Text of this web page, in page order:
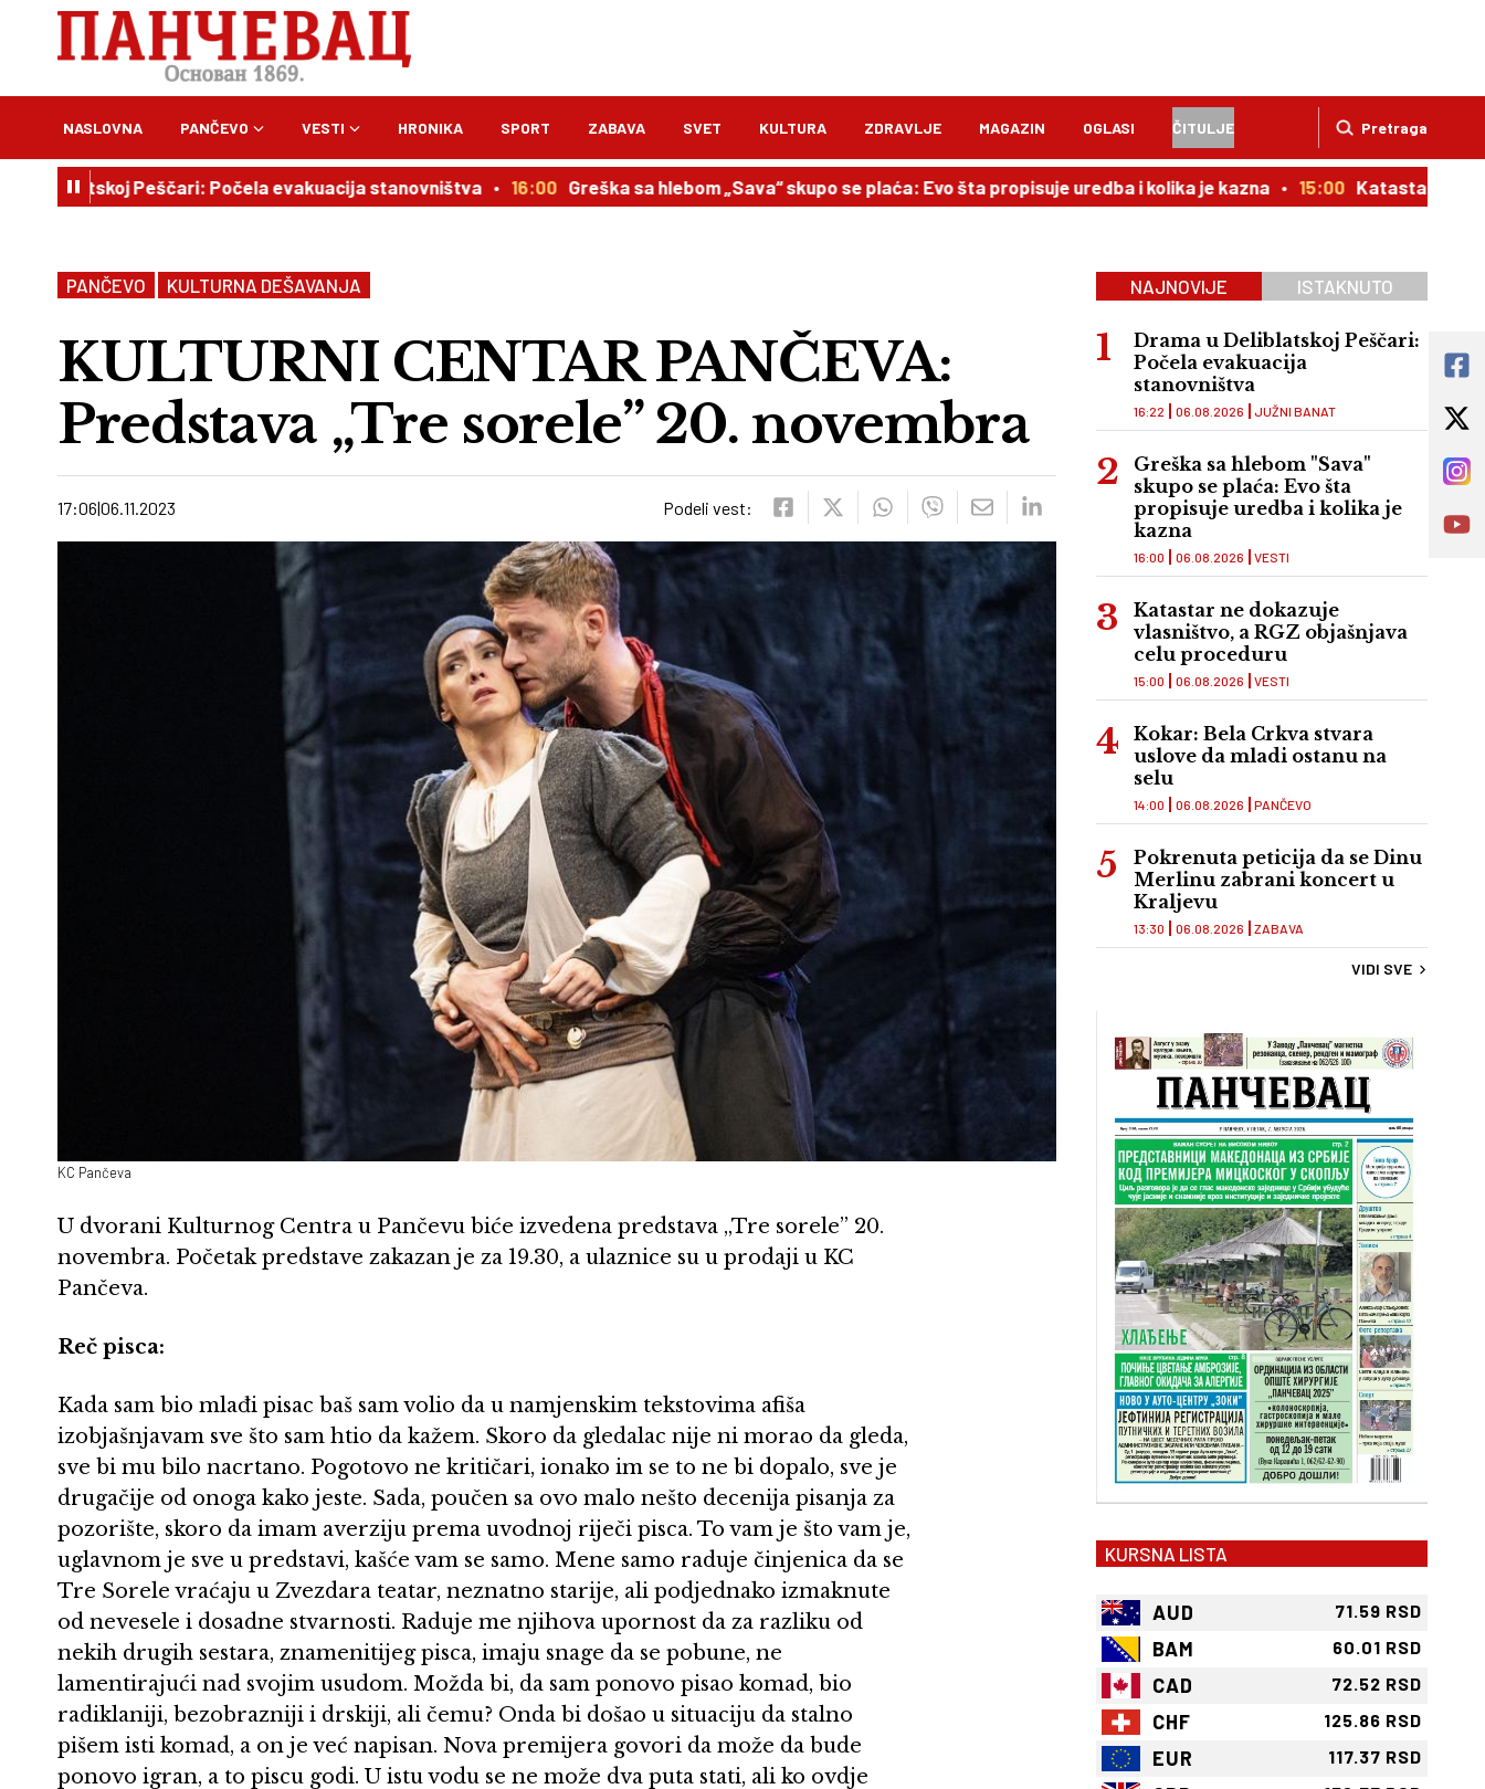
Pretraga
NASLOVNA PANČEVO VESTI HRONIKA SPORT ZABAVA SVET KULTURA ZDRAVLJE MAGAZIN OGLASI ČITULJE
Peščari: Počela evakuacija stanovništva 16:00 Greška sa hlebom „Sava“ skupo se plaća: Evo šta propisuje uredba i kolika je kazna 15:00 Katastar ne dokazuje
PANČEVO KULTURNA DEŠAVANJA
KULTURNI CENTAR PANČEVA:
Predstava „Tre sorele” 20. novembra
17:06 06.11.2023 Podeli vest:
KC Pančeva
U dvorani Kulturnog Centra u Pančevu biće izvedena predstava „Tre sorele” 20.
novembra. Početak predstave zakazan je za 19.30, a ulaznice su u prodaji u KC
Pančeva.
Reč pisca:
Kada sam bio mlađi pisac baš sam volio da u namjenskim tekstovima afiša
izobjašnjavam sve što sam htio da kažem. Skoro da gledalac nije ni morao da gleda,
sve bi mu bilo nacrtano. Pogotovo ne kritičari, ionako im se to ne bi dopalo, sve je
drugačije od onoga kako jeste. Sada, poučen sa ovo malo nešto decenija pisanja za
pozorište, skoro da imam averziju prema uvodnoj riječi pisca. To vam je što vam je,
uglavnom je sve u predstavi, kašće vam se samo. Mene samo raduje činjenica da se
Tre Sorele vraćaju u Zvezdara teatar, neznatno starije, ali podjednako izmaknute
od nevesele i dosadne stvarnosti. Raduje me njihova upornost da za razliku od
nekih drugih sestara, znamenitijeg pisca, imaju snage da se pobune, ne
lamentirajući nad svojim usudom. Možda bi, da sam ponovo pisao komad, bio
radiklaniji, bezobrazniji i drskiji, ali čemu? Onda bi došao u situaciju da stalno
pišem isti komad, a on je već napisan. Nova premijera govori da može da bude
ponovo igran, a to piscu godi. U istu vodu se ne može dva puta stati, ali ko ovdje
NAJNOVIJE ISTAKNUTO
Drama u Deliblatskoj Peščari:
Počela evakuacija
stanovništva
JUŽNI BANAT
16:22 06.08.2026
Greška sa hlebom "Sava"
skupo se plaća: Evo šta
propisuje uredba i kolika je
kazna
VESTI
16:00 06.08.2026
Katastar ne dokazuje
vlasništvo, a RGZ objašnjava
celu proceduru
VESTI
15:00 06.08.2026
Kokar: Bela Crkva stvara
uslove da mladi ostanu na
selu
PANČEVO
14:00 06.08.2026
Pokrenuta peticija da se Dinu
Merlinu zabrani koncert u
Kraljevu
ZABAVA
13:30 06.08.2026
VIDI SVE
KURSNA LISTA
AUD 71.59 RSD
BAM 60.01 RSD
CAD 72.52 RSD
CHF 125.86 RSD
EUR 117.37 RSD